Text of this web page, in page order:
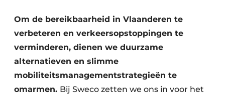
Om de bereikbaarheid in Vlaanderen te
verbeteren en verkeersopstoppingen te
verminderen, dienen we duurzame
alternatieven en slimme
mobiliteitsmanagementstrategieën te
omarmen. Bij Sweco zetten we ons in voor het